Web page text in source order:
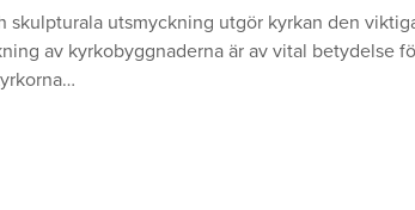
skulpturala utsmyckning utgör kyrkan den
av kyrkobyggnaderna är av vital betydelse